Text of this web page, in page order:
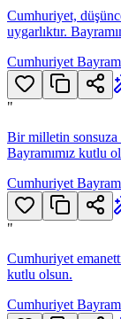
Cumhuriyet,
uygarlıktır.
Cumhuriyet
"
Bir milletin sonsuza
Bayramımız kutlu
Cumhuriyet
"
Cumhuriyet
kutlu olsun.
Cumhuriyet